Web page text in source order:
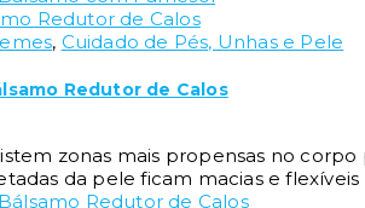
, Cuidado de Pés, Unhas e Pele
Redutor de Calos
zonas mais propensas no
da pele ficam macias e